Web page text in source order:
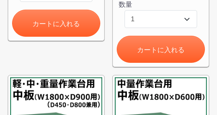
カートに入れる
数量
カートに入れる